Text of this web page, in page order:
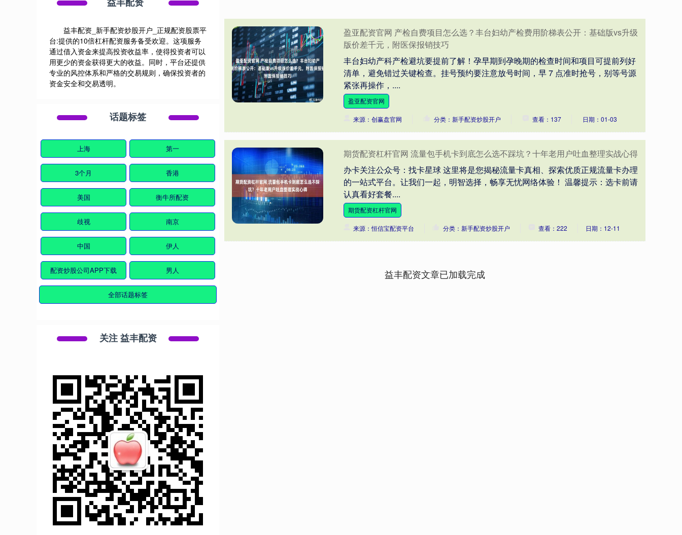
盈亚配资官网 产检自费项目怎么选？丰台妇幼产检费用阶梯表公开：基础版vs升级
版价差千元，附医保报销技巧
丰台妇幼产科产检避坑要提前了解！孕早期到孕晚期的检查时间和项目可提前列好
清单，避免错过关键检查。挂号预约要注意放号时间，早 7 点准时抢号，别等号源
紧张再操作，....
盈亚配资官网
来源：创赢盘官网 分类：新手配资炒股开户 查看：137 日期：01-03
期货配资杠杆官网 流量包手机卡到底怎么选不踩坑？十年老用户吐血整理实战心得
办卡关注公众号：找卡星球 这里将是您揭秘流量卡真相、探索优质正规流量卡办理
的一站式平台。让我们一起，明智选择，畅享无忧网络体验！ 温馨提示：选卡前请
认真看好套餐....
期货配资杠杆官网
来源：恒信宝配资平台 分类：新手配资炒股开户 查看：222 日期：12-11
益丰配资文章已加载完成
益丰配资_新手配资炒股开户_正规配资股票平
台:提供的10倍杠杆配资服务备受欢迎。这项服务
通过借入资金来提高投资收益率，使得投资者可以
用更少的资金获得更大的收益。同时，平台还提供
专业的风控体系和严格的交易规则，确保投资者的
资金安全和交易透明。
话题标签
上海 第一
3个月 香港
美国 衡牛所配资
歧视 南京
中国 伊人
配资炒股公司APP下载 男人
全部话题标签
关注 益丰配资